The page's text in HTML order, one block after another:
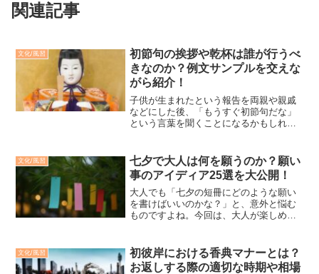
関連記事
文化/風習
初節句の挨拶や乾杯は誰が行うべ
きなのか？例文サンプルを交えな
がら紹介！
子供が生まれたという報告を両親や親戚
などにした後、「もうすぐ初節句だな」
という言葉を聞くことになるかもしれま
も、ほとんど冠婚葬祭の際にしか顔を合
わせないような親戚から聞く...
文化/風習
七夕で大人は何を願うのか？願い
事のアイディア25選を大公開！
大人でも「七夕の短冊にどのような願い
を書けばいいのかな？」と、意外と悩む
ものですよね。今回は、大人が楽しめる
分けてお届けします。七夕の日は、自分
に合った願い事を探して...
文化/風習
初彼岸における香典マナーとは？
お返しする際の適切な時期や相場